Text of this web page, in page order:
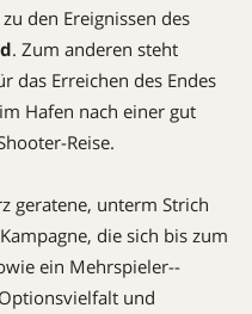
den Ereignissen des
. Zum anderen steht
das Erreichen des Endes
Hafen nach einer gut
Reise.
geratene, unterm Strich
die sich bis zum
ein Mehrspieler-­­
und